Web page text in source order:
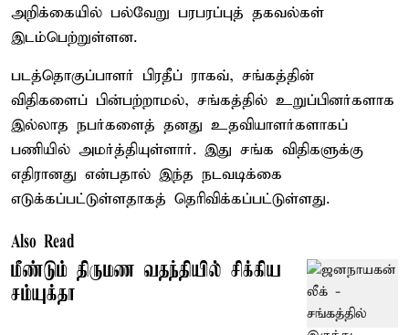
அறிக்கையில் பல்வேறு பரபரப்புத் தகவல்கள்
இடம்பெற்றுள்ளன.
படத்தொகுப்பாளர் பிரதீப் ராகவ், சங்கத்தின்
விதிகளைப் பின்பற்றாமல், சங்கத்தில் உறுப்பினர்களாக
இல்லாத நபர்களைத் தனது உதவியாளர்களாகப்
பணியில் அமர்த்தியுள்ளார். இது சங்க விதிகளுக்கு
எதிரானது என்பதால் இந்த நடவடிக்கை
எடுக்கப்பட்டுள்ளதாகத் தெரிவிக்கப்பட்டுள்ளது.
Also Read
மீண்டும் திருமண வதந்தியில் சிக்கிய
சம்யுக்தா